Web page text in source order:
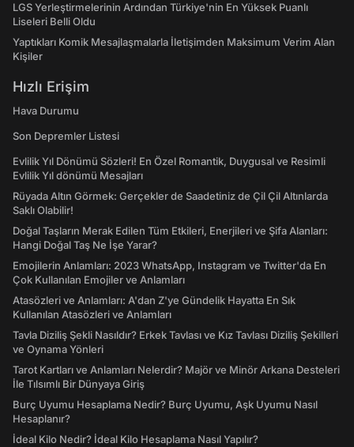
LGS Yerleştirmelerinin Ardından Türkiye'nin En Yüksek Puanlı
Liseleri Belli Oldu
Yaptıkları Komik Mesajlaşmalarla İletişimden Maksimum Verim Alan
Kişiler
Hızlı Erişim
Hava Durumu
Son Depremler Listesi
Evlilik Yıl Dönümü Sözleri! En Özel Romantik, Duygusal ve Resimli
Evlilik Yıl dönümü Mesajları
Rüyada Altın Görmek: Gerçekler de Saadetiniz de Çil Çil Altınlarda
Saklı Olabilir!
Doğal Taşların Merak Edilen Tüm Etkileri, Enerjileri ve Şifa Alanları:
Hangi Doğal Taş Ne İşe Yarar?
Emojilerin Anlamları: 2023 WhatsApp, Instagram ve Twitter'da En
Çok Kullanılan Emojiler ve Anlamları
Atasözleri ve Anlamları: A'dan Z'ye Gündelik Hayatta En Sık
Kullanılan Atasözleri ve Anlamları
Tavla Diziliş Şekli Nasıldır? Erkek Tavlası ve Kız Tavlası Diziliş Şekilleri
ve Oynama Yönleri
Tarot Kartları ve Anlamları Nelerdir? Majör ve Minör Arkana Desteleri
İle Tılsımlı Bir Dünyaya Giriş
Burç Uyumu Hesaplama Nedir? Burç Uyumu, Aşk Uyumu Nasıl
Hesaplanır?
İdeal Kilo Nedir? İdeal Kilo Hesaplama Nasıl Yapılır?